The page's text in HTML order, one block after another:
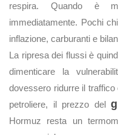
respira. Quando è
immediatamente. Pochi
inflazione, carburanti e
La ripresa dei flussi è
dimenticare la
dovessero ridurre il
petroliere, il prezzo del
Hormuz resta un